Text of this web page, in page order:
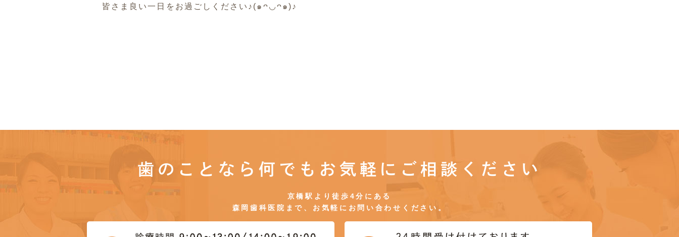
皆さま良い一日をお過ごしください♪(๑ᴖ◡ᴖ๑)♪
歯のことなら何でもお気軽にご相談ください
京橋駅より徒歩4分にある
森岡歯科医院まで、お気軽にお問い合わせください。